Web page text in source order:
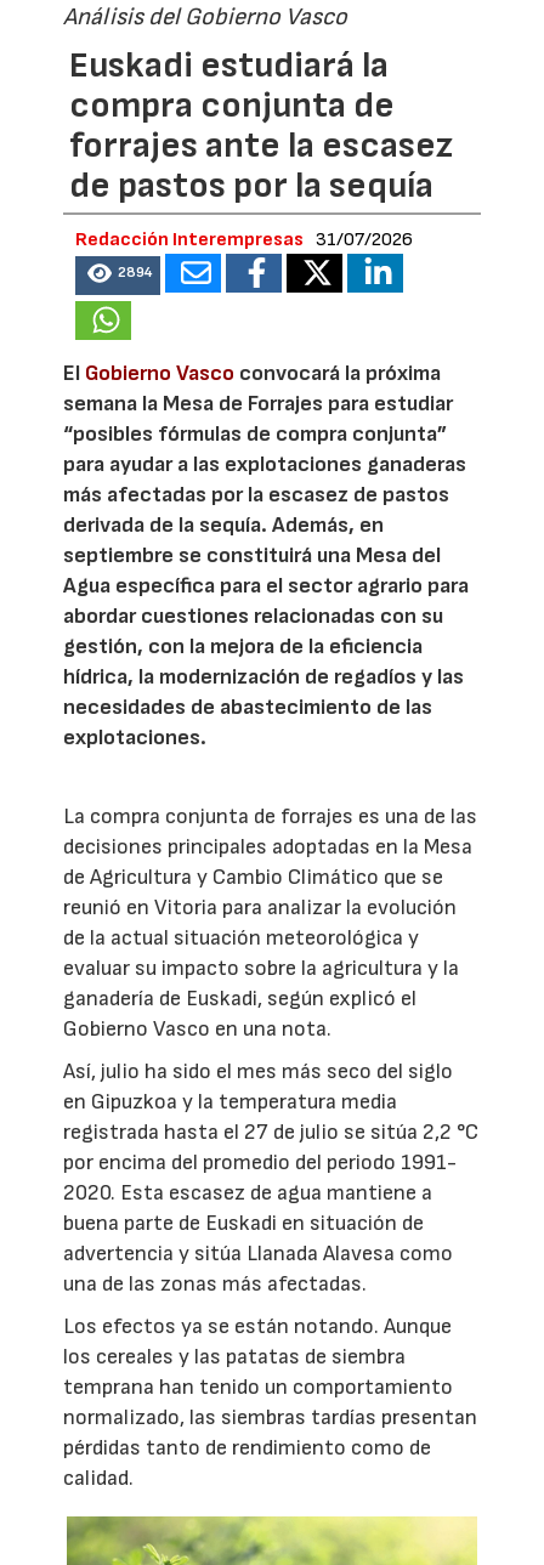
Análisis del Gobierno Vasco
Euskadi estudiará la
compra conjunta de
forrajes ante la escasez
de pastos por la sequía
Redacción Interempresas 31/07/2026
2894
El Gobierno Vasco convocará la próxima
semana la Mesa de Forrajes para estudiar
“posibles fórmulas de compra conjunta”
para ayudar a las explotaciones ganaderas
más afectadas por la escasez de pastos
derivada de la sequía. Además, en
septiembre se constituirá una Mesa del
Agua específica para el sector agrario para
abordar cuestiones relacionadas con su
gestión, con la mejora de la eficiencia
hídrica, la modernización de regadíos y las
necesidades de abastecimiento de las
explotaciones.
La compra conjunta de forrajes es una de las
decisiones principales adoptadas en la Mesa
de Agricultura y Cambio Climático que se
reunió en Vitoria para analizar la evolución
de la actual situación meteorológica y
evaluar su impacto sobre la agricultura y la
ganadería de Euskadi, según explicó el
Gobierno Vasco en una nota.
Así, julio ha sido el mes más seco del siglo
en Gipuzkoa y la temperatura media
registrada hasta el 27 de julio se sitúa 2,2 °C
por encima del promedio del periodo 1991-
2020. Esta escasez de agua mantiene a
buena parte de Euskadi en situación de
advertencia y sitúa Llanada Alavesa como
una de las zonas más afectadas.
Los efectos ya se están notando. Aunque
los cereales y las patatas de siembra
temprana han tenido un comportamiento
normalizado, las siembras tardías presentan
pérdidas tanto de rendimiento como de
calidad.